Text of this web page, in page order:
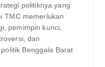
politiknya yang
TMC memerlukan
pemimpin kunci,
dan
Benggala Barat